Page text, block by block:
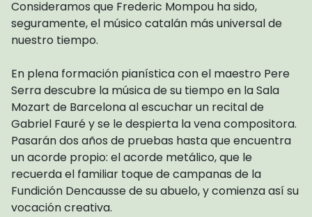
Consideramos que Frederic Mompou ha sido,
seguramente, el músico catalán más universal de
nuestro tiempo.
En plena formación pianística con el maestro Pere
Serra descubre la música de su tiempo en la Sala
Mozart de Barcelona al escuchar un recital de
Gabriel Fauré y se le despierta la vena compositora.
Pasarán dos años de pruebas hasta que encuentra
un acorde propio: el acorde metálico, que le
recuerda el familiar toque de campanas de la
Fundición Dencausse de su abuelo, y comienza así su
vocación creativa.